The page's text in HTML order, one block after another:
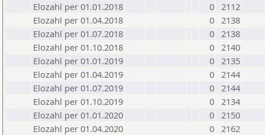
Elozahl per 01.01.2018
0 2112
Elozahl per 01.04.2018
0 2138
Elozahl per 01.07.2018
0 2138
Elozahl per 01.10.2018
0 2140
Elozahl per 01.01.2019
0 2135
Elozahl per 01.04.2019
0 2144
Elozahl per 01.07.2019
0 2144
Elozahl per 01.10.2019
0 2134
Elozahl per 01.01.2020
0 2150
Elozahl per 01.04.2020
0 2162